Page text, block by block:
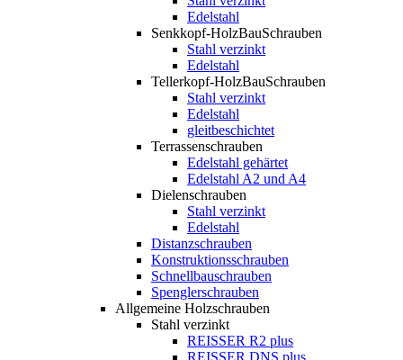
Edelstahl
Senkkopf-HolzBauSchrauben
Stahl verzinkt
Edelstahl
Tellerkopf-HolzBauSchrauben
Stahl verzinkt
Edelstahl
gleitbeschichtet
Terrassenschrauben
Edelstahl gehärtet
Edelstahl A2 und A4
Dielenschrauben
Stahl verzinkt
Edelstahl
Distanzschrauben
Konstruktionsschrauben
Schnellbauschrauben
Spenglerschrauben
Allgemeine Holzschrauben
Stahl verzinkt
REISSER R2 plus
REISSER DNS plus